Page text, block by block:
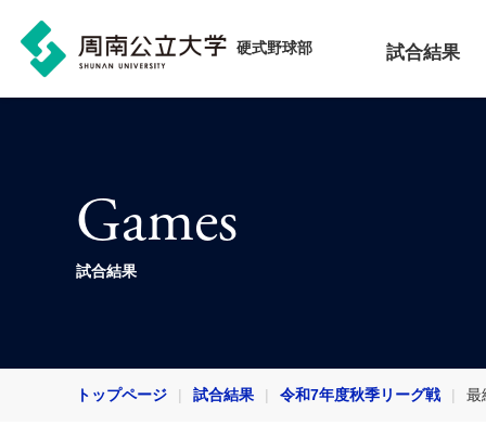
硬式野球部 試合結果
Games
試合結果
トップページ 試合結果 令和7年度秋季リーグ戦 最